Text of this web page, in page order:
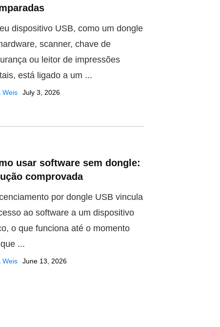
dispositivo USB, como um dongle
scanner, chave de
ou leitor de impressões
está ligado a um ...
Weis July 3, 2026
usar software sem dongle:
comprovada
por dongle USB vincula
ao software a um dispositivo
o que funciona até o momento
...
Weis June 13, 2026